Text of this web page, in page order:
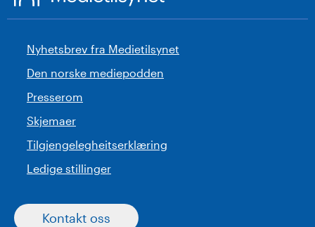
Nyhetsbrev fra Medietilsynet
Den norske mediepodden
Presserom
Skjemaer
Tilgjengelegheitserklæring
Ledige stillinger
Kontakt oss